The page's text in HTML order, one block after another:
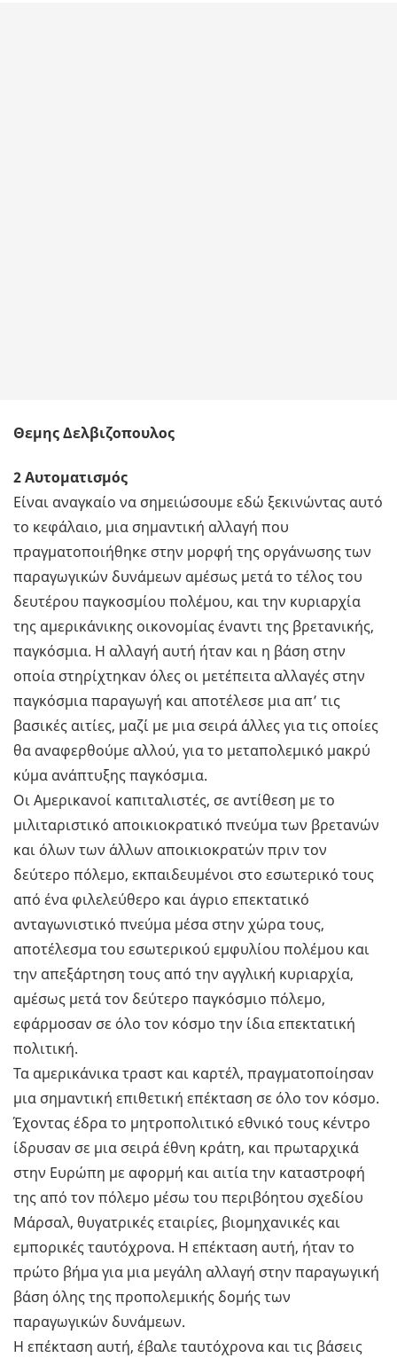
Θεμης Δελβιζοπουλος
2 Αυτοματισμός
Είναι αναγκαίο να σημειώσουμε εδώ ξεκινώντας αυτό
το κεφάλαιο, μια σημαντική αλλαγή που
πραγματοποιήθηκε στην μορφή της οργάνωσης των
παραγωγικών δυνάμεων αμέσως μετά το τέλος του
δευτέρου παγκοσμίου πολέμου, και την κυριαρχία
της αμερικάνικης οικονομίας έναντι της βρετανικής,
παγκόσμια. Η αλλαγή αυτή ήταν και η βάση στην
οποία στηρίχτηκαν όλες οι μετέπειτα αλλαγές στην
παγκόσμια παραγωγή και αποτέλεσε μια απ’ τις
βασικές αιτίες, μαζί με μια σειρά άλλες για τις οποίες
θα αναφερθούμε αλλού, για το μεταπολεμικό μακρύ
κύμα ανάπτυξης παγκόσμια.
Οι Αμερικανοί καπιταλιστές, σε αντίθεση με το
μιλιταριστικό αποικιοκρατικό πνεύμα των βρετανών
και όλων των άλλων αποικιοκρατών πριν τον
δεύτερο πόλεμο, εκπαιδευμένοι στο εσωτερικό τους
από ένα φιλελεύθερο και άγριο επεκτατικό
ανταγωνιστικό πνεύμα μέσα στην χώρα τους,
αποτέλεσμα του εσωτερικού εμφυλίου πολέμου και
την απεξάρτηση τους από την αγγλική κυριαρχία,
αμέσως μετά τον δεύτερο παγκόσμιο πόλεμο,
εφάρμοσαν σε όλο τον κόσμο την ίδια επεκτατική
πολιτική.
Τα αμερικάνικα τραστ και καρτέλ, πραγματοποίησαν
μια σημαντική επιθετική επέκταση σε όλο τον κόσμο.
Έχοντας έδρα το μητροπολιτικό εθνικό τους κέντρο
ίδρυσαν σε μια σειρά έθνη κράτη, και πρωταρχικά
στην Ευρώπη με αφορμή και αιτία την καταστροφή
της από τον πόλεμο μέσω του περιβόητου σχεδίου
Μάρσαλ, θυγατρικές εταιρίες, βιομηχανικές και
εμπορικές ταυτόχρονα. Η επέκταση αυτή, ήταν το
πρώτο βήμα για μια μεγάλη αλλαγή στην παραγωγική
βάση όλης της προπολεμικής δομής των
παραγωγικών δυνάμεων.
Η επέκταση αυτή, έβαλε ταυτόχρονα και τις βάσεις